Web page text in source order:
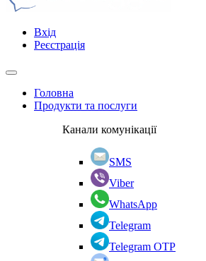
Вхід
Реєстрація
Головна
Продукти та послуги
Канали комунікації
SMS
Viber
WhatsApp
Telegram
Telegram OTP